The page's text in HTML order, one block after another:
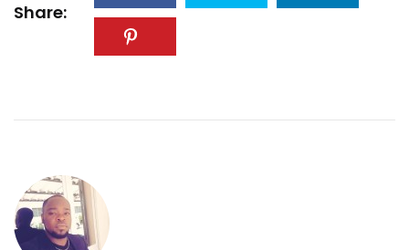
Share: